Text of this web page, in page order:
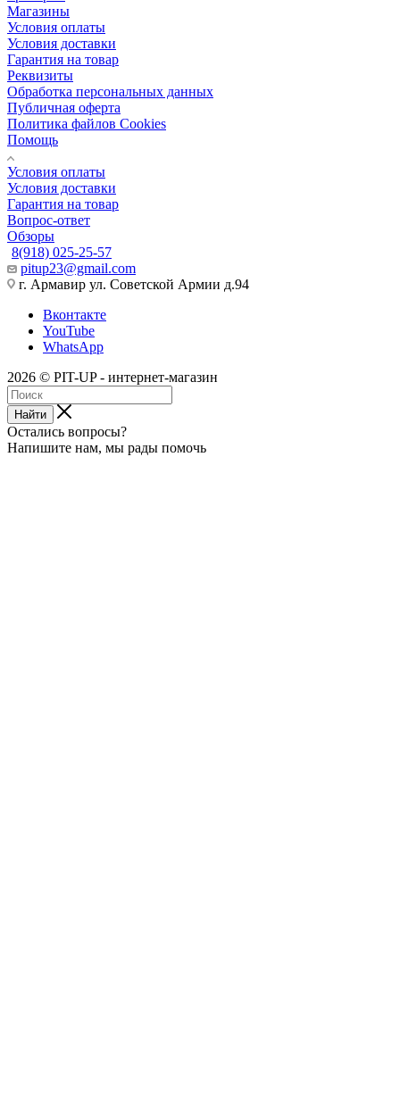
Магазины
Условия оплаты
Условия доставки
Гарантия на товар
Реквизиты
Обработка персональных данных
Публичная оферта
Политика файлов Cookies
Помощь
Условия оплаты
Условия доставки
Гарантия на товар
Вопрос-ответ
Обзоры
8(918) 025-25-57
pitup23@gmail.com
г. Армавир ул. Советской Армии д.94
Вконтакте
YouTube
WhatsApp
2026 © PIT-UP - интернет-магазин
Найти
Остались вопросы?
Напишите нам, мы рады помочь